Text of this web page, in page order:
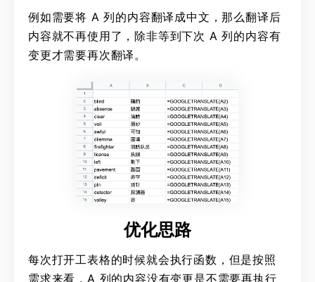
例如需要将 A 列的内容翻译成中文，那么翻译后
内容就不再使用了，除非等到下次 A 列的内容有
变更才需要再次翻译。
优化思路
每次打开工表格的时候就会执行函数，但是按照
需求来看，A 列的内容没有变更是不需要再执行